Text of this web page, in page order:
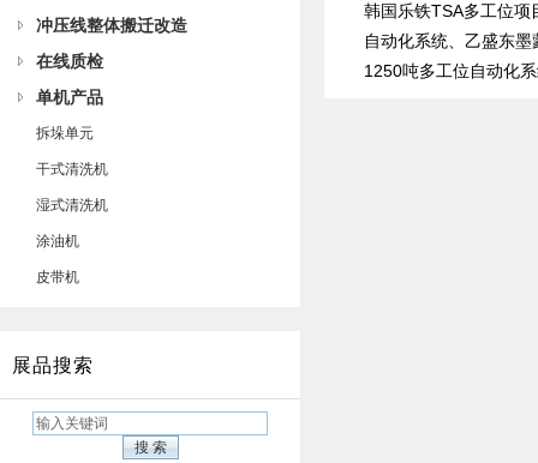
冲压线整体搬迁改造
在线质检
单机产品
拆垛单元
干式清洗机
湿式清洗机
涂油机
皮带机
展品搜索
韩国乐铁TSA多工位
自动化系统、乙盛东
1250吨多工位自动化